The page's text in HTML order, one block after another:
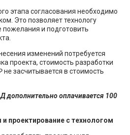
этапа согласования необходимо
Это позволяет технологу
и подготовить
изменений потребуется
проекта, стоимость разработки
засчитывается в стоимость
дополнительно оплачивается 100
и проектирование с технологом